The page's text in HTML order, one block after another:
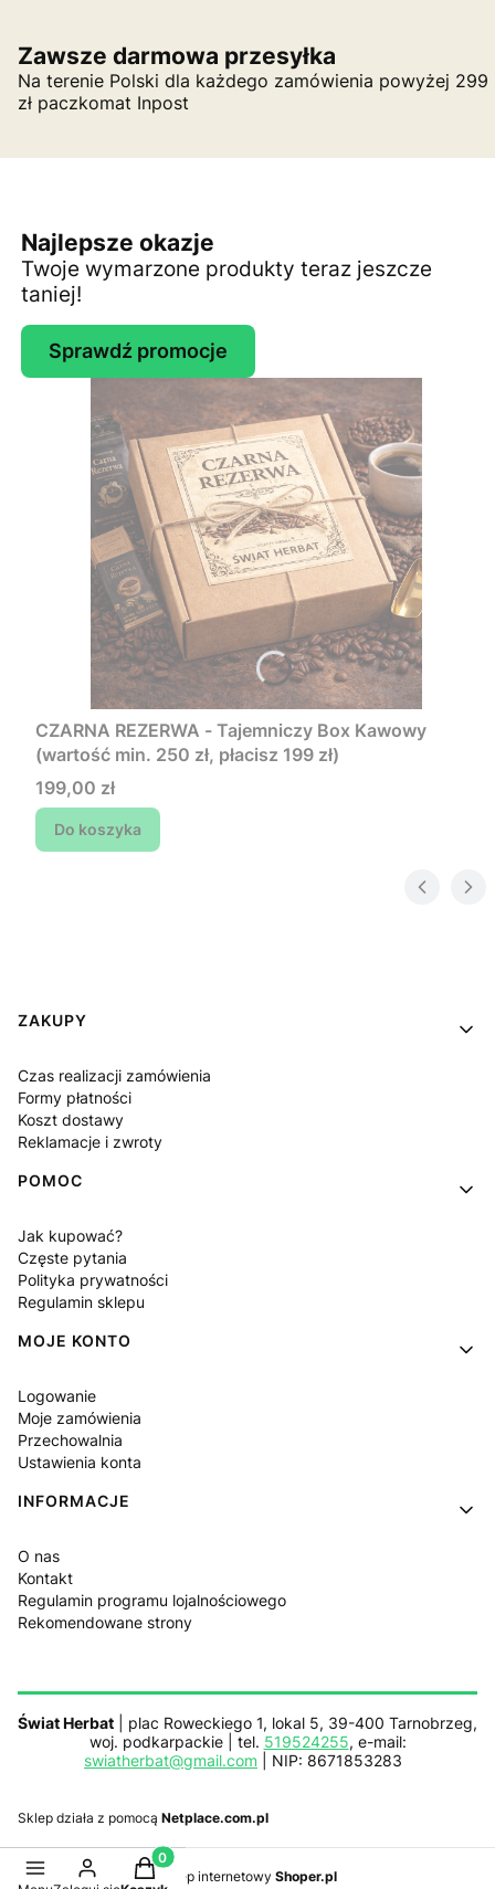
Zawsze darmowa przesyłka
Na terenie Polski dla każdego zamówienia powyżej 299
zł paczkomat Inpost
Najlepsze okazje
Twoje wymarzone produkty teraz jeszcze
taniej!
Sprawdź promocje
CZARNA REZERWA - Tajemniczy Box Kawowy
(wartość min. 250 zł, płacisz 199 zł)
Cena
199,00 zł
Do koszyka
Linki w stopce
ZAKUPY
Czas realizacji zamówienia
Formy płatności
Koszt dostawy
Reklamacje i zwroty
POMOC
Jak kupować?
Częste pytania
Polityka prywatności
Regulamin sklepu
MOJE KONTO
Logowanie
Moje zamówienia
Przechowalnia
Ustawienia konta
INFORMACJE
O nas
Kontakt
Regulamin programu lojalnościowego
Rekomendowane strony
Świat Herbat | plac Roweckiego 1, lokal 5, 39-400 Tarnobrzeg,
woj. podkarpackie | tel. 519524255, e-mail:
swiatherbat@gmail.com | NIP: 8671853283
Sklep działa z pomocą Netplace.com.pl
Sklep internetowy Shoper.pl
Produkty w koszyku: 0. Zobacz szczegóły